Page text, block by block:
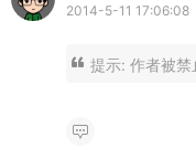
2014-5-11 17:06:08
提示: 作者被禁